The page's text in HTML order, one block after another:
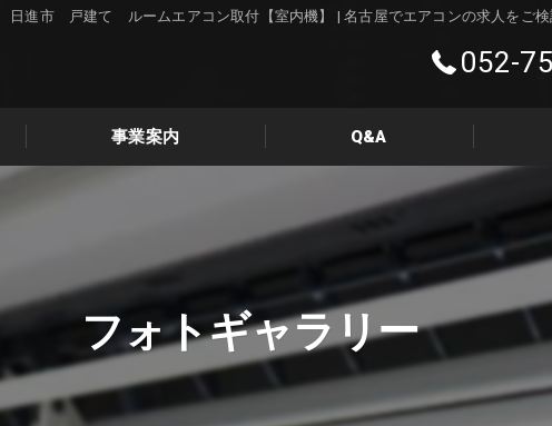
日進市 戸建て ルームエアコン取付【室内機】 | 名古屋でエアコンの求人をご
052-
事業案内 Q&A
フォトギャラリー